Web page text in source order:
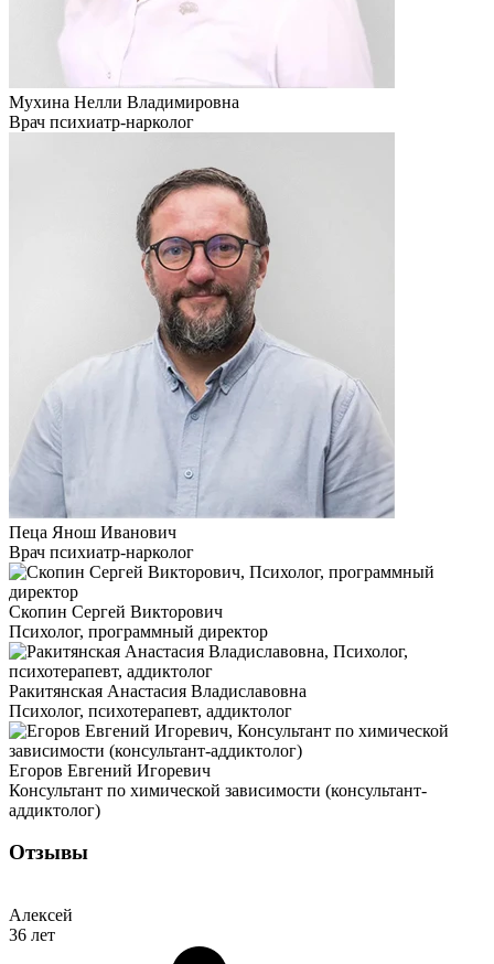
Мухина Нелли Владимировна
Врач психиатр-нарколог
Пеца Янош Иванович
Врач психиатр-нарколог
Скопин Сергей Викторович
Психолог, программный директор
Ракитянская Анастасия Владиславовна
Психолог, психотерапевт, аддиктолог
Егоров Евгений Игоревич
Консультант по химической зависимости (консультант-
аддиктолог)
Отзывы
Алексей
36 лет